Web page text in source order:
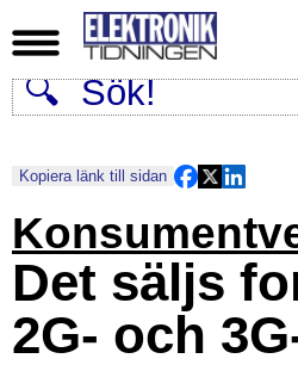
Kopiera länk till sidan
Det säljs
2G- och